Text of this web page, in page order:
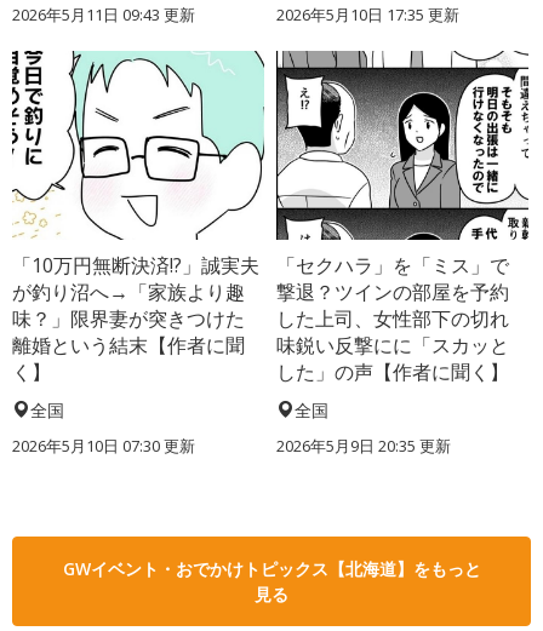
2026年5月11日 09:43 更新 2026年5月10日 17:35 更新
「10万円無断決済!?」誠実夫
が釣り沼へ→「家族より趣
味？」限界妻が突きつけた
離婚という結末【作者に聞
く】
全国
2026年5月10日 07:30 更新
「セクハラ」を「ミス」で
撃退？ツインの部屋を予約
した上司、女性部下の切れ
味鋭い反撃にに「スカッと
した」の声【作者に聞く】
全国
2026年5月9日 20:35 更新
GWイベント・おでかけトピックス【北海道】をもっと
見る